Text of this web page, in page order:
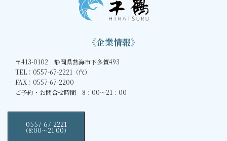
《企業情報》
〒413-0102 静岡県熱海市下多賀493
TEL：0557-67-2221（代）
FAX：0557-67-2200
ご予約・お問合せ時間 8：00～21：00
0557-67-2221
（8:00〜21:00）